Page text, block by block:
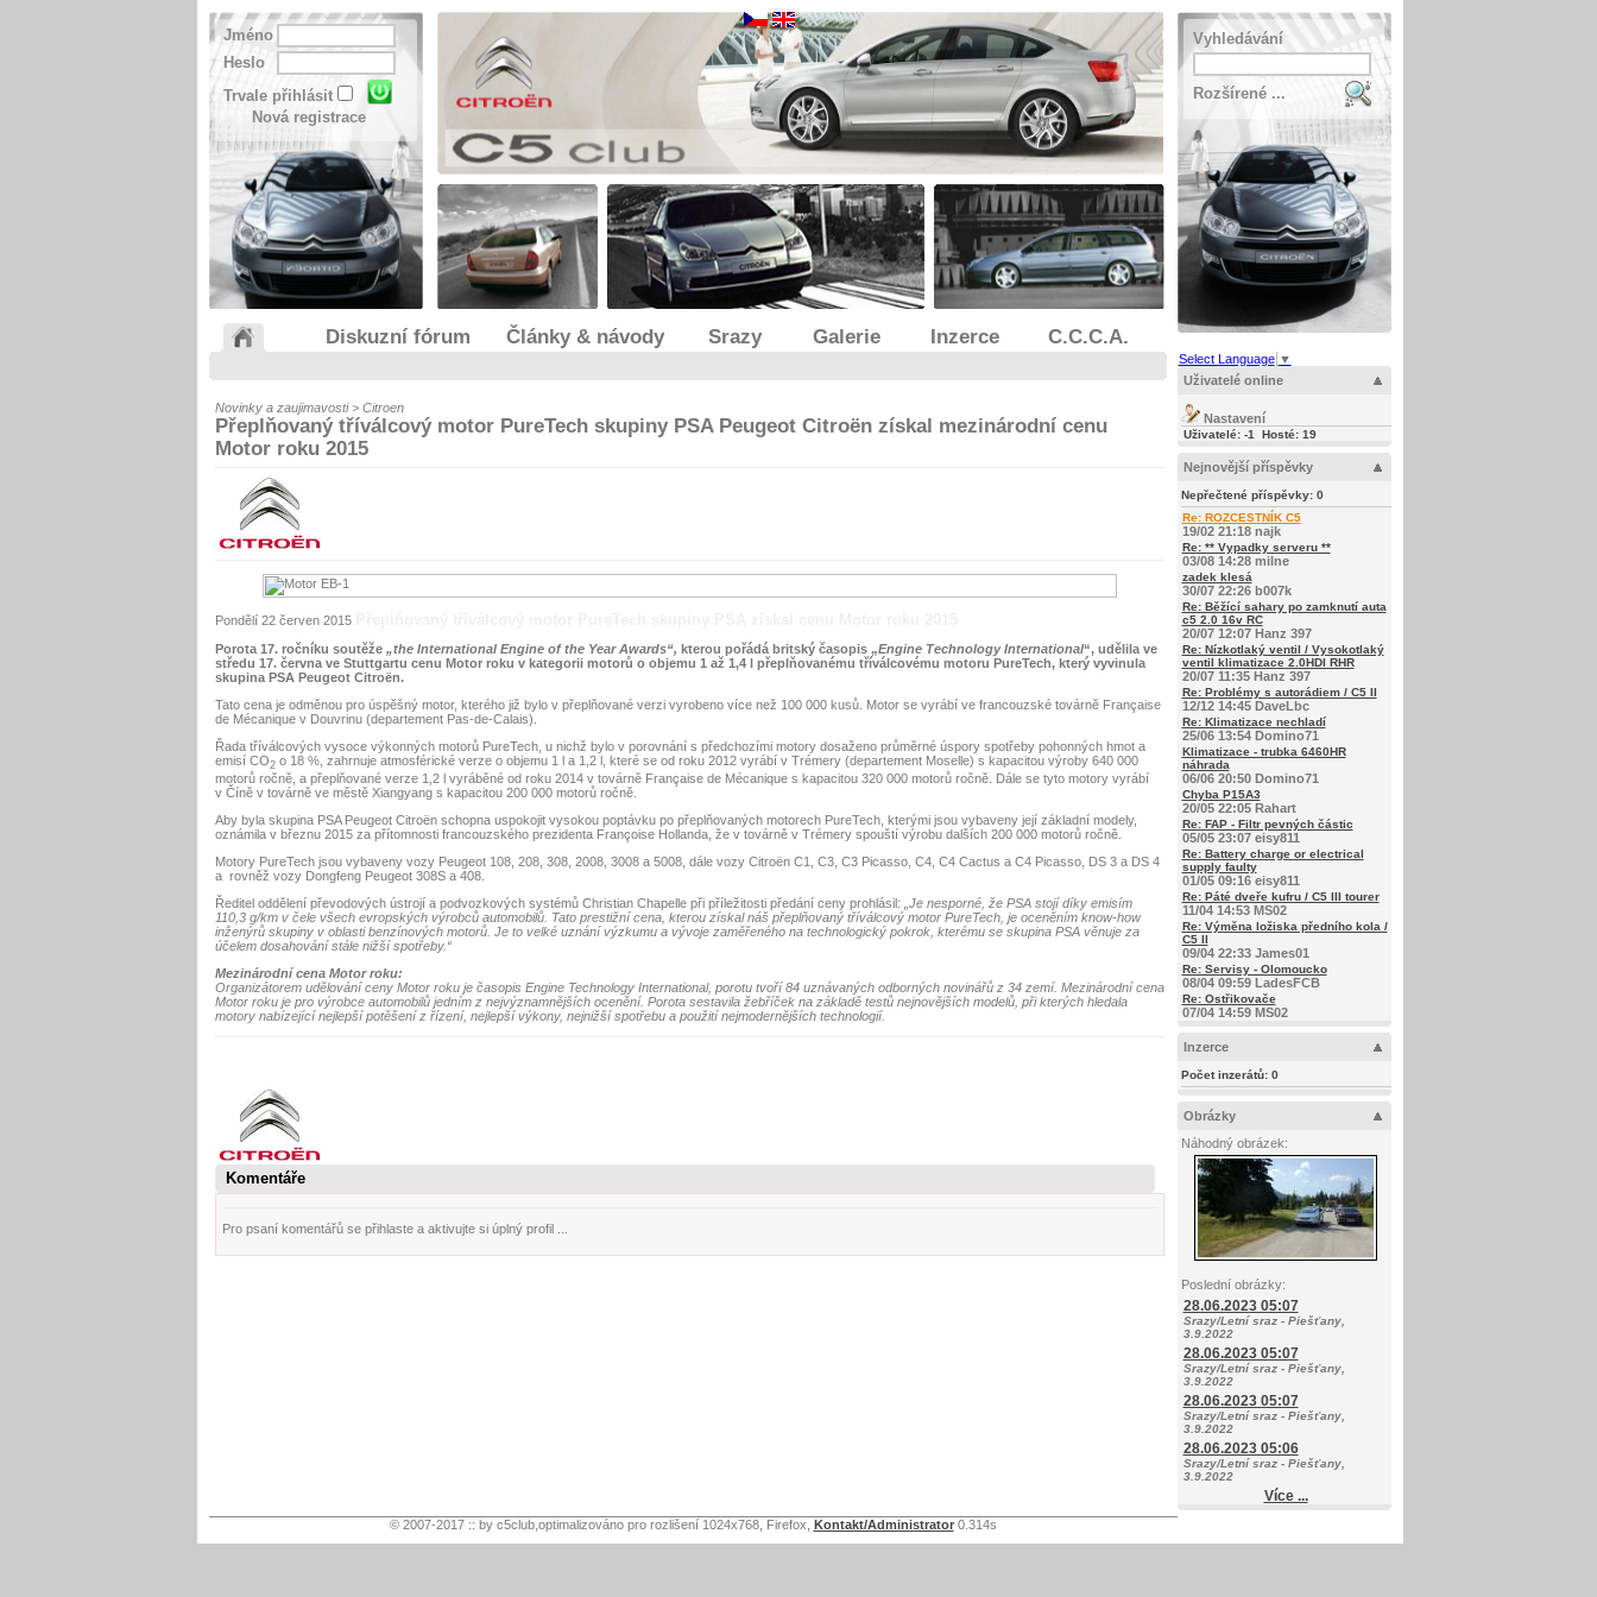
Jméno
Heslo
Trvale přihlásit
Nová registrace
Vyhledávání
Rozšírené ...
Diskuzní fórum Články & návody Srazy Galerie Inzerce C.C.C.A.
Novinky a zaujimavosti > Citroen
Přeplňovaný tříválcový motor PureTech skupiny PSA Peugeot Citroën získal mezinárodní cenu
Motor roku 2015
Pondělí 22 červen 2015
Porota 17. ročníku soutěže „the International Engine of the Year Awards“, kterou pořádá britský časopis „Engine Technology International“, udělila ve
středu 17. června ve Stuttgartu cenu Motor roku v kategorii motorů o objemu 1 až 1,4 l přeplňovanému tříválcovému motoru PureTech, který vyvinula
skupina PSA Peugeot Citroën.
Tato cena je odměnou pro úspěšný motor, kterého již bylo v přeplňované verzi vyrobeno více než 100 000 kusů. Motor se vyrábí ve francouzské továrně Française
de Mécanique v Douvrinu (departement Pas-de-Calais).
Řada tříválcových vysoce výkonných motorů PureTech, u nichž bylo v porovnání s předchozími motory dosaženo průměrné úspory spotřeby pohonných hmot a
emisí CO2o 18 %, zahrnuje atmosférické verze o objemu 1 l a 1,2 l, které se od roku 2012 vyrábí v Trémery (departement Moselle) s kapacitou výroby 640 000
motorů ročně, a přeplňované verze 1,2 l vyráběné od roku 2014 v továrně Française de Mécanique s kapacitou 320 000 motorů ročně. Dále se tyto motory vyrábí
v Číně v továrně ve městě Xiangyang s kapacitou 200 000 motorů ročně.
Aby byla skupina PSA Peugeot Citroën schopna uspokojit vysokou poptávku po přeplňovaných motorech PureTech, kterými jsou vybaveny její základní modely,
oznámila v březnu 2015 za přítomnosti francouzského prezidenta Françoise Hollanda, že v továrně v Trémery spouští výrobu dalších 200 000 motorů ročně.
Motory PureTech jsou vybaveny vozy Peugeot 108, 208, 308, 2008, 3008 a 5008, dále vozy Citroën C1, C3, C3 Picasso, C4, C4 Cactus a C4 Picasso, DS 3 a DS 4
a rovněž vozy Dongfeng Peugeot 308S a 408.
Ředitel oddělení převodových ústrojí a podvozkových systémů Christian Chapelle při příležitosti předání ceny prohlásil:
„Je nesporné, že PSA stojí díky emisím
110,3 g/km v čele všech evropských výrobců automobilů. Tato prestižní cena, kterou získal náš přeplňovaný tříválcový motor PureTech, je oceněním know-how
inženýrů skupiny v oblasti benzínových motorů. Je to velké uznání výzkumu a vývoje zaměřeného na technologický pokrok, kterému se skupina PSA věnuje za
účelem dosahování stále nižší spotřeby.“
Mezinárodní cena Motor roku:
Organizátorem udělování ceny Motor roku je časopis Engine Technology International, porotu tvoří 84 uznávaných odborných novinářů z 34 zemí. Mezinárodní cena
Motor roku je pro výrobce automobilů jedním z nejvýznamnějších ocenění. Porota sestavila žebříček na základě testů nejnovějších modelů, při kterých hledala
motory nabízející nejlepší potěšení z řízení, nejlepší výkony, nejnižší spotřebu a použití nejmodernějších technologií.
Komentáře
Pro psaní komentářů se přihlaste a aktivujte si úplný profil ...
Select Language ▼
Uživatelé online
Nastavení
Uživatelé: -1 Hosté: 19
Nejnovější příspěvky
Nepřečtené příspěvky: 0
Re: ROZCESTNÍK C5
19/02 21:18 najk
Re: ** Vypadky serveru **
03/08 14:28 milne
zadek klesá
30/07 22:26 b007k
Re: Běžící sahary po zamknutí auta
c5 2.0 16v RC
20/07 12:07 Hanz 397
Re: Nízkotlaký ventil / Vysokotlaký
ventil klimatizace 2.0HDI RHR
20/07 11:35 Hanz 397
Re: Problémy s autorádiem / C5 II
12/12 14:45 DaveLbc
Re: Klimatizace nechladí
25/06 13:54 Domino71
Klimatizace - trubka 6460HR
náhrada
06/06 20:50 Domino71
Chyba P15A3
20/05 22:05 Rahart
Re: FAP - Filtr pevných částic
05/05 23:07 eisy811
Re: Battery charge or electrical
supply faulty
01/05 09:16 eisy811
Re: Páté dveře kufru / C5 III tourer
11/04 14:53 MS02
Re: Výměna ložiska předního kola /
C5 II
09/04 22:33 James01
Re: Servisy - Olomoucko
08/04 09:59 LadesFCB
Re: Ostřikovače
07/04 14:59 MS02
Inzerce
Počet inzerátů: 0
Obrázky
Náhodný obrázek:
Poslední obrázky:
28.06.2023 05:07
Srazy/Letní sraz - Piešťany,
3.9.2022
28.06.2023 05:07
Srazy/Letní sraz - Piešťany,
3.9.2022
28.06.2023 05:07
Srazy/Letní sraz - Piešťany,
3.9.2022
28.06.2023 05:06
Srazy/Letní sraz - Piešťany,
3.9.2022
Více ...
© 2007-2017 :: by c5club,optimalizováno pro rozlišení 1024x768, Firefox, Kontakt/Administrator 0.314s